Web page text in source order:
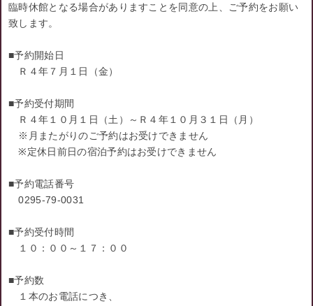
臨時休館となる場合がありますことを同意の上、ご予約をお願い
致します。
■予約開始日
Ｒ４年７月１日（金）
■予約受付期間
Ｒ４年１０月１日（土）～Ｒ４年１０月３１日（月）
※月またがりのご予約はお受けできません
※定休日前日の宿泊予約はお受けできません
■予約電話番号
0295-79-0031
■予約受付時間
１０：００～１７：００
■予約数
１本のお電話につき、